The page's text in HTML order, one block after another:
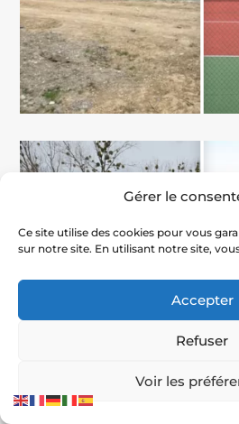
Gérer le
Ce site utilise des cookies pour vous
sur notre site. En utilisant notre site,
Accepter
Refuser
Voir les